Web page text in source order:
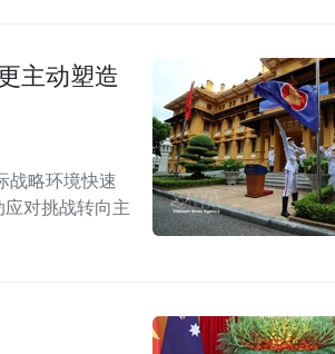
主动塑造
战略环境快速
对挑战转向主